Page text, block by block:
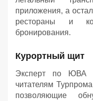
приложения, а
рестораны и
бронирования.
Курортный щит
Эксперт по ЮВА
читателям
позволяющие